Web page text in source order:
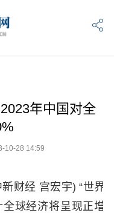
年中国对全
10-28 14:59
财经 宫宏宇) “世界
球经济将呈现正增